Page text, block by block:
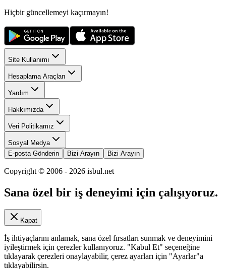
Hiçbir güncellemeyi kaçırmayın!
Site Kullanımı
Hesaplama Araçları
Yardım
Hakkımızda
Veri Politikamız
Sosyal Medya
E-posta Gönderin
Bizi Arayın Bizi Arayın
Copyright © 2006 - 2026 isbul.net
Sana özel bir iş deneyimi için çalışıyoruz.
Kapat
İş ihtiyaçlarını anlamak, sana özel fırsatları sunmak ve deneyimini
iyileştirmek için çerezler kullanıyoruz. "Kabul Et" seçeneğine
tıklayarak çerezleri onaylayabilir, çerez ayarları için "Ayarlar"a
tıklayabilirsin.